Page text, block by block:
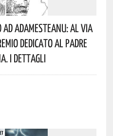
Ad Adamesteanu: Al Via
Dedicato Al Padre
I Dettagli